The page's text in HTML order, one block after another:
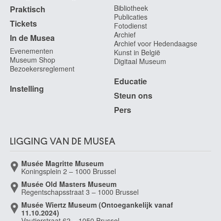
Châtelet 1914 - Bergen 1984
Canada, Vancouvereiland, Nootka-indianen
Candel Willem Pieter
Den Haag (Nederland) 1835 - 1904
Canneel Jean
Sint-Joost-ten-Node / Brussel 1889 - Sint-Gillis / Brussel 1963
Canneel Jules-Marie
Canneel Théodore-Joseph
Canova Antonio
Possagno (Italië) 1757 - Venetië (Italië) 1822
Cantagallina Remigio
Sansepolcro / Firenze (Italië) 1583 - Firenze (Italië) 1636
Cantré Jozef
Praktisch
Tickets
In de Musea
Evenementen
Museum Shop
Bezoekersreglement
Instelling
Bibliotheek
Publicaties
Fotodienst
Archief
Archief voor Hedendaagse
Kunst in België
Digitaal Museum
Educatie
Steun ons
Pers
LIGGING VAN DE MUSEA
Musée Magritte Museum
Koningsplein 2 – 1000 Brussel
Musée Old Masters Museum
Regentschapsstraat 3 – 1000 Brussel
Musée Wiertz Museum (Ontoegankelijk vanaf
11.10.2024)